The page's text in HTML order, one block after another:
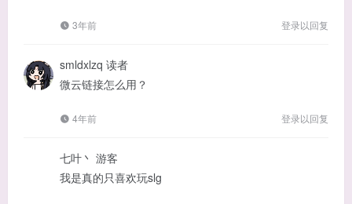
3年前 登录以回复
smldxlzq 读者
微云链接怎么用？
4年前 登录以回复
七叶丶 游客
我是真的只喜欢玩slg